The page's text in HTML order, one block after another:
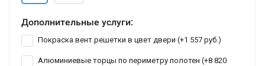
Дополнительные услуги:
Покраска вент.решетки в цвет двери (+1 557 руб.)
Алюминиевые торцы по периметру полотен (+8 820